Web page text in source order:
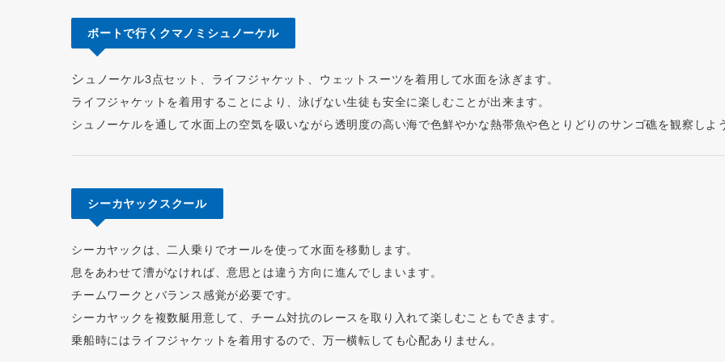
ボートで行くクマノミシュノーケル
シ ュノーケル3点セット、ライフジャケット、ウェットスーツを着用して水面を泳ぎます。
ライフジャケットを着用することにより、泳げない生徒も安全に楽しむことが出来ます。
シュノーケルを通して水面上の空気を吸いながら透明度の高い海で色鮮やかな熱帯魚や色とりどりのサンゴ礁を観察しよ
シーカヤックスクール
シーカヤックは、二人乗りでオールを使って水面を移動します。
息をあわせて漕がなければ、意思とは違う方向に進んでしまいます。
チームワークとバランス感覚が必要です。
シーカヤックを複数艇用意して、チーム対抗のレースを取り入れて楽しむこともできます。
乗船時にはライフジャケットを着用するので、万一横転しても心配ありません。